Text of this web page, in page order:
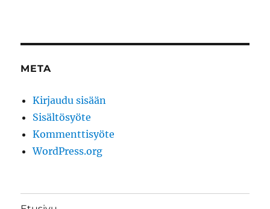
META
Kirjaudu sisään
Sisältösyöte
Kommenttisyöte
WordPress.org